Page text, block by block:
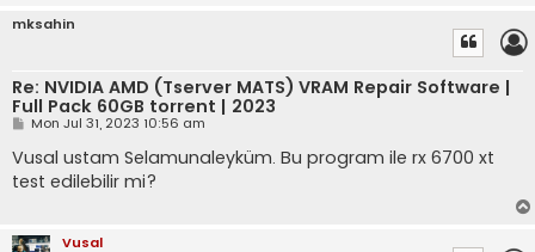
mksahin
Re: NVIDIA AMD (Tserver MATS) VRAM Repair Software |
Full Pack 60GB torrent | 2023
P
s
t
Mon Jul 31, 2023 10:56 am
Vusal ustam Selamunaleyküm. Bu program ile rx 6700 xt
test edilebilir mi?
Vusal